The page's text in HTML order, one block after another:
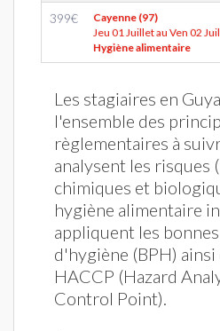
399€
Cayenne (97)
Jeu 01 Juillet au Ven 02
Hygiène alimentaire
Les stagiaires en
l'ensemble des
règlementaires à
analysent les risques
chimiques et
hygiène alimentaire
appliquent les
d'hygiène (BPH)
HACCP (Hazard
Control Point).